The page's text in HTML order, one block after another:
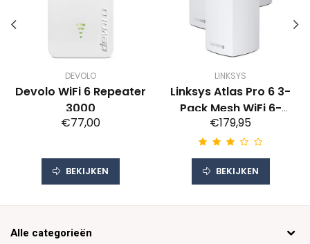
DEVOLO
Devolo WiFi 6 Repeater
3000
€77,00
BEKIJKEN
LINKSYS
Linksys Atlas Pro 6 3-
Pack Mesh WiFi 6-
systeem
€179,95
BEKIJKEN
Alle categorieën